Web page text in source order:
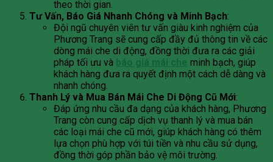
theo thời gian.
Tư Vấn, Báo Giá Nhanh Chóng và Minh Bạch:
Đội ngũ chuyên viên tư vấn giàu kinh nghiệm của
Phương Trang sẽ cung cấp đầy đủ thông tin về các
dòng mái che di động, đồng thời đưa ra các giải
pháp tối ưu và báo giá mái che minh bạch, giúp
khách hàng đưa ra quyết định một cách dễ dàng và
nhanh chóng.
Thanh Lý và Mua Bán Mái Che Di Động Cũ Mới:
Đáp ứng nhu cầu đa dạng của khách hàng, Phương
Trang còn cung cấp dịch vụ thanh lý và mua bán
các loại mái che cũ mới, giúp khách hàng có thêm
lựa chọn phù hợp với túi tiền và nhu cầu sử dụng,
đồng thời góp phần bảo vệ môi trường.